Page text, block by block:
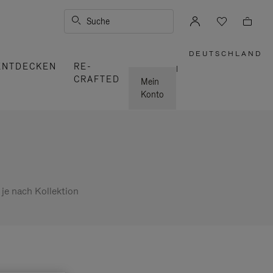
Suche
RE-
CRAFTED
Mein
Konto
DEUTSCHLAND
|
nach Kollektion